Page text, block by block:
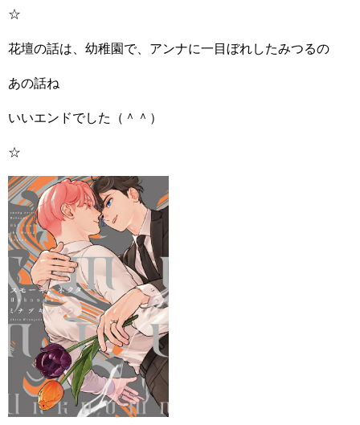
☆
花壇の話は、幼稚園で、アンナに一目ぼれしたみつるの
あの話ね
いいエンドでした（＾＾）
☆